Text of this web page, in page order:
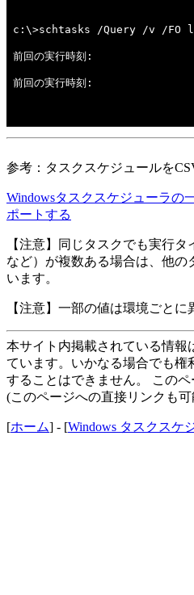
参考：タスクスケジュールを
Windowsタスクスケジューラの
ポートする
【注意】同じタスクでも実行
など）が複数ある場合は、他の
います。
【注意】一部の値は環境ごとに
本サイト内掲載されている情報
ています。いかなる場合でも権
することはできません。 このペ
(このページへの直接リンクも
[ホーム] - [Windows タスクスケ